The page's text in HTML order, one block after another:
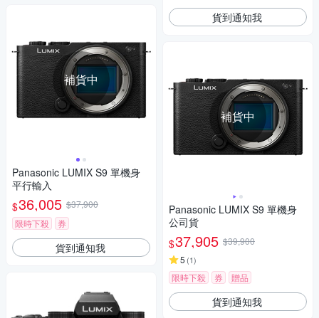
補貨中
Panasonic LUMIX S9 單機身
平行輸入
$36,005 $37,900
限時下殺
券
貨到通知我
貨到通知我
補貨中
Panasonic LUMIX S9 單機身
公司貨
$37,905 $39,900
5 (1)
限時下殺 券 贈品
貨到通知我